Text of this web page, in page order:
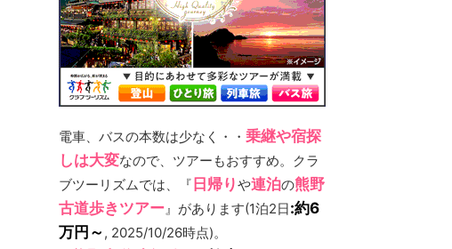
電車、バスの本数は少なく・・ 乗継や宿探
しは大変なので、ツアーもおすすめ。クラ
ブツーリズムでは、『 日帰りや連泊の熊野
古道歩きツアー 』があります(1泊2日:約6
万円～ , 2025/10/26時点)。